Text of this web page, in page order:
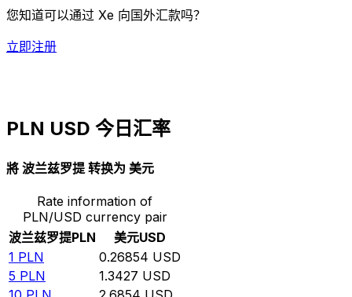
您知道可以通过 Xe 向国外汇款吗？
立即注册
PLN USD 今日汇率
將 波兰兹罗提 转换为 美元
Rate information of
PLN/USD currency pair
波兰兹罗提PLN 美元USD
1 PLN 0.26854 USD
5 PLN 1.3427 USD